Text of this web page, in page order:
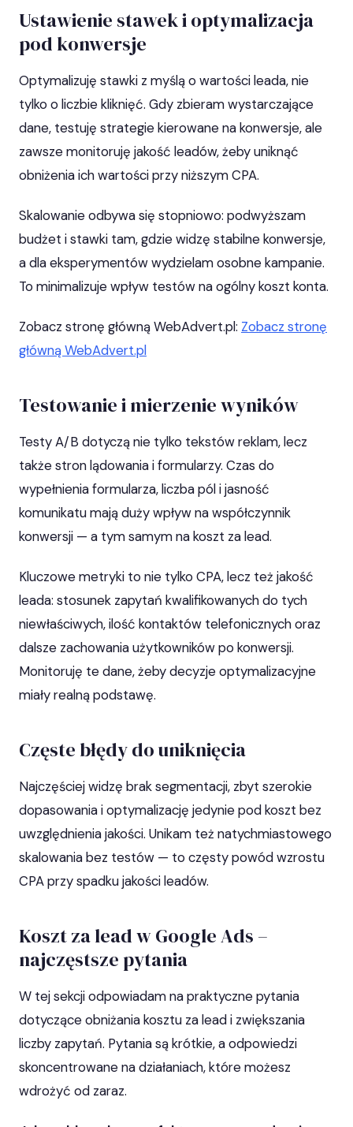
Ustawienie stawek i optymalizacja
pod konwersje
Optymalizuję stawki z myślą o wartości leada, nie
tylko o liczbie kliknięć. Gdy zbieram wystarczające
dane, testuję strategie kierowane na konwersje, ale
zawsze monitoruję jakość leadów, żeby uniknąć
obniżenia ich wartości przy niższym CPA.
Skalowanie odbywa się stopniowo: podwyższam
budżet i stawki tam, gdzie widzę stabilne konwersje,
a dla eksperymentów wydzielam osobne kampanie.
To minimalizuje wpływ testów na ogólny koszt konta.
Zobacz stronę główną WebAdvert.pl: Zobacz stronę
główną WebAdvert.pl
Testowanie i mierzenie wyników
Testy A/B dotyczą nie tylko tekstów reklam, lecz
także stron lądowania i formularzy. Czas do
wypełnienia formularza, liczba pól i jasność
komunikatu mają duży wpływ na współczynnik
konwersji — a tym samym na koszt za lead.
Kluczowe metryki to nie tylko CPA, lecz też jakość
leada: stosunek zapytań kwalifikowanych do tych
niewłaściwych, ilość kontaktów telefonicznych oraz
dalsze zachowania użytkowników po konwersji.
Monitoruję te dane, żeby decyzje optymalizacyjne
miały realną podstawę.
Częste błędy do uniknięcia
Najczęściej widzę brak segmentacji, zbyt szerokie
dopasowania i optymalizację jedynie pod koszt bez
uwzględnienia jakości. Unikam też natychmiastowego
skalowania bez testów — to częsty powód wzrostu
CPA przy spadku jakości leadów.
Koszt za lead w Google Ads –
najczęstsze pytania
W tej sekcji odpowiadam na praktyczne pytania
dotyczące obniżania kosztu za lead i zwiększania
liczby zapytań. Pytania są krótkie, a odpowiedzi
skoncentrowane na działaniach, które możesz
wdrożyć od zaraz.